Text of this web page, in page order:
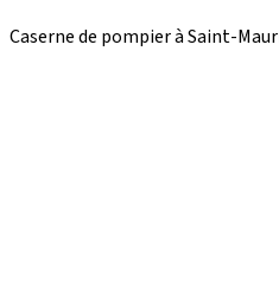
Caserne de pompier à Saint-